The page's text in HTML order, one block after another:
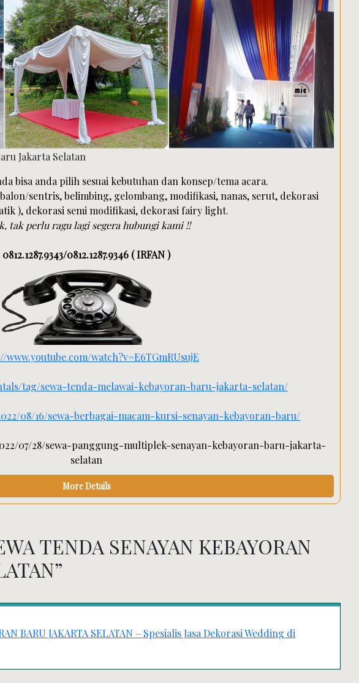
bisa anda pilih sesuai kebutuhan dan konsep/tema acara.
sentris, belimbing, gelombang, modifikasi, nanas, serut, dekorasi
), dekorasi semi modifikasi, dekorasi fairy light.
tak perlu ragu lagi segera hubungi kami !!
0812.1287.9343/0812.1287.9346 ( IRFAN )
www.youtube.com/watch?v=E6TGmRUsujE
tag/sewa-tenda-melawai-kebayoran-baru-jakarta-selatan/
08/16/sewa-berbagai-macam-kursi-senayan-kebayoran-baru/
07/28/sewa-panggung-multiplek-senayan-kebayoran-baru-jakarta-
selatan
More Details
TENDA SENAYAN KEBAYORAN
”
BARU JAKARTA SELATAN – Spesialis Jasa Dekorasi Wedding di